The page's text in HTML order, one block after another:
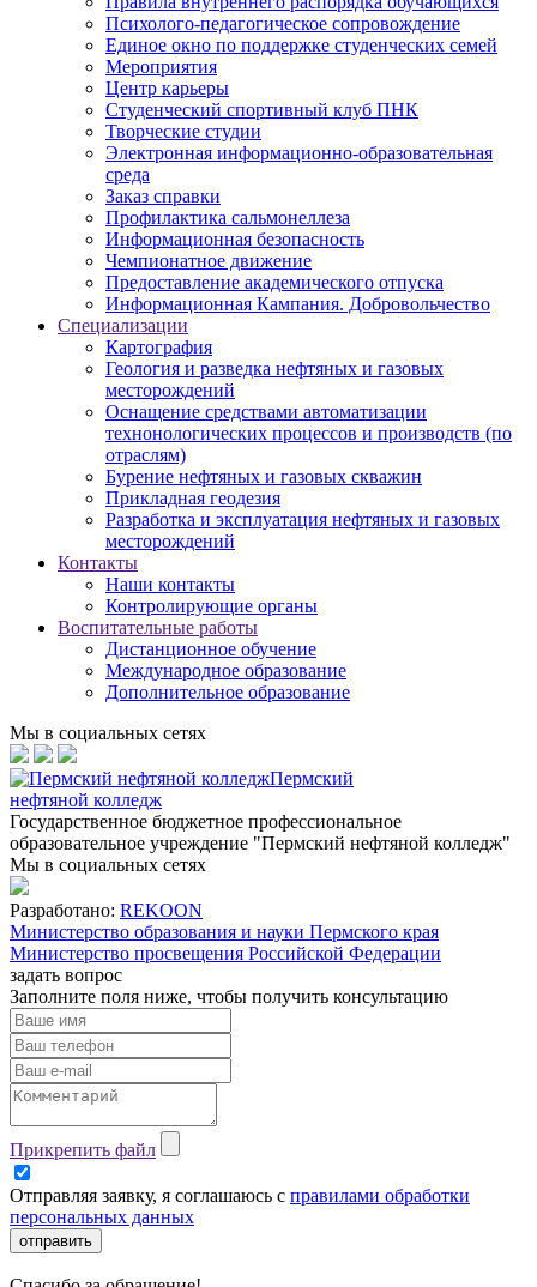
Психолого-педагогическое сопровождение
Единое окно по поддержке студенческих семей
Мероприятия
Центр карьеры
Студенческий спортивный клуб ПНК
Творческие студии
Электронная информационно-образовательная
среда
Заказ справки
Профилактика сальмонеллеза
Информационная безопасность
Чемпионатное движение
Предоставление академического отпуска
Информационная Кампания. Добровольчество
Специализации
Картография
Геология и разведка нефтяных и газовых
месторождений
Оснащение средствами автоматизации
технонологических процессов и производств (по
отраслям)
Бурение нефтяных и газовых скважин
Прикладная геодезия
Разработка и эксплуатация нефтяных и газовых
месторождений
Контакты
Наши контакты
Контролирующие органы
Воспитательные работы
Дистанционное обучение
Международное образование
Дополнительное образование
Мы в социальных сетях
Пермский
нефтяной колледж
Государственное бюджетное профессиональное
образовательное учреждение "Пермский нефтяной колледж"
Мы в социальных сетях
Разработано: REKOON
Министерство образования и науки Пермского края
Министерство просвещения Российской Федерации
задать вопрос
Заполните поля ниже, чтобы получить консультацию
Прикрепить файл
Отправляя заявку, я соглашаюсь с правилами обработки
персональных данных
отправить